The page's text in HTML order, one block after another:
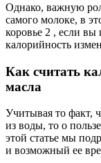
Однако, важную
самого молоке, в
коровье 2 , если вы
калорийность
Как считать
масла
Учитывая то факт,
из воды, то о
этой статье мы
и возможный ее